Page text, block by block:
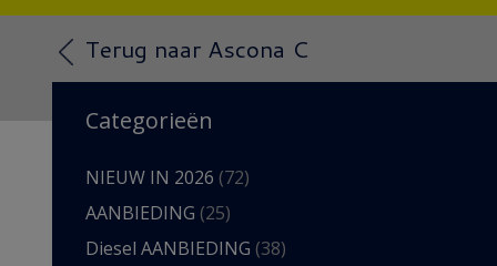
Terug naar Ascona C
Categorieën
NIEUW IN 2026 (72)
AANBIEDING (25)
Diesel AANBIEDING (38)